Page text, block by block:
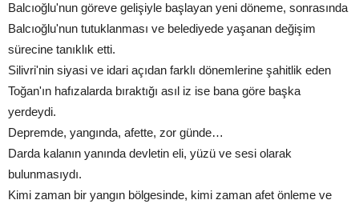
Balcıoğlu'nun göreve gelişiyle başlayan yeni döneme, sonrasında
Balcıoğlu'nun tutuklanması ve belediyede yaşanan değişim
sürecine tanıklık etti.
Silivri'nin siyasi ve idari açıdan farklı dönemlerine şahitlik eden
Toğan'ın hafızalarda bıraktığı asıl iz ise bana göre başka
yerdeydi.
Depremde, yangında, afette, zor günde…
Darda kalanın yanında devletin eli, yüzü ve sesi olarak
bulunmasıydı.
Kimi zaman bir yangın bölgesinde, kimi zaman afet önleme ve